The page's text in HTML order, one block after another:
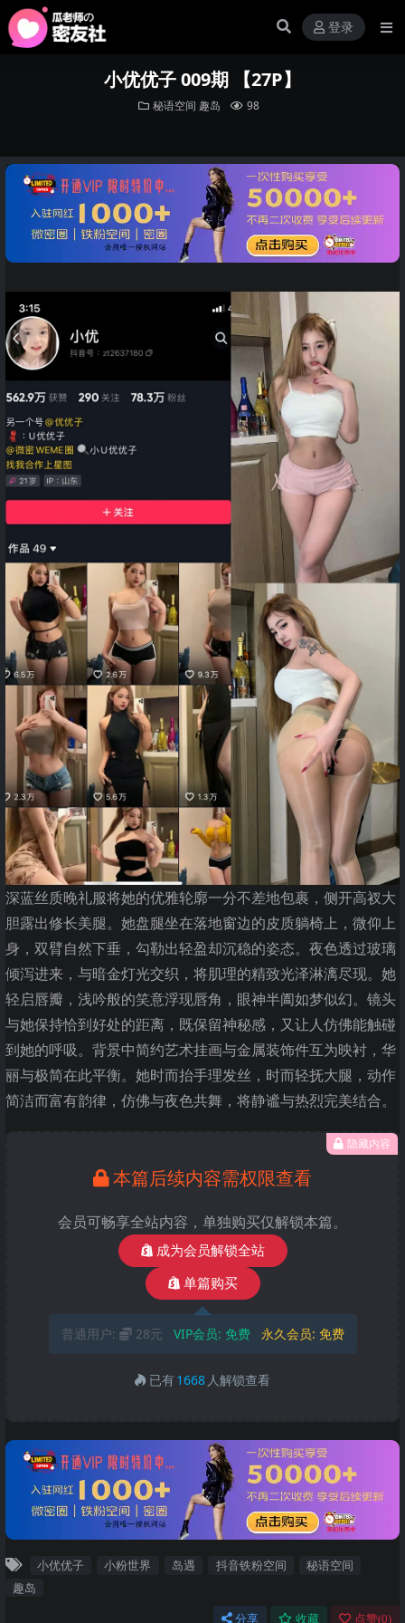
登录
小优优子 009期 【27P】
秘语空间 趣岛 98
深蓝丝质晚礼服将她的优雅轮廓一分不差地包裹，侧开高衩大
胆露出修长美腿。她盘腿坐在落地窗边的皮质躺椅上，微仰上
身，双臂自然下垂，勾勒出轻盈却沉稳的姿态。夜色透过玻璃
倾泻进来，与暗金灯光交织，将肌理的精致光泽淋漓尽现。她
轻启唇瓣，浅吟般的笑意浮现唇角，眼神半阖如梦似幻。镜头
与她保持恰到好处的距离，既保留神秘感，又让人仿佛能触碰
到她的呼吸。背景中简约艺术挂画与金属装饰件互为映衬，华
丽与极简在此平衡。她时而抬手理发丝，时而轻抚大腿，动作
简洁而富有韵律，仿佛与夜色共舞，将静谧与热烈完美结合。
隐藏内容
本篇后续内容需权限查看
会员可畅享全站内容，单独购买仅解锁本篇。
成为会员解锁全站
单篇购买
普通用户: 28元 VIP会员: 免费 永久会员: 免费
已有1668 人解锁查看
小优优子 小粉世界 岛遇 抖音铁粉空间
秘语空间
趣岛
分享 收藏 点赞(0)